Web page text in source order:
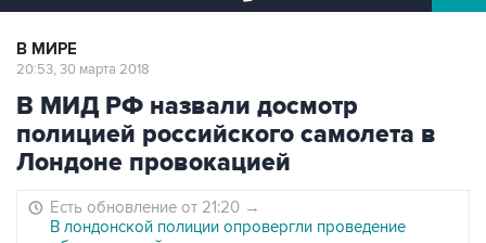
В МИРЕ
20:53, 30 марта 2018
В МИД РФ назвали досмотр
полицией российского самолета в
Лондоне провокацией
Есть обновление от 21:20 →
В лондонской полиции опровергли проведение